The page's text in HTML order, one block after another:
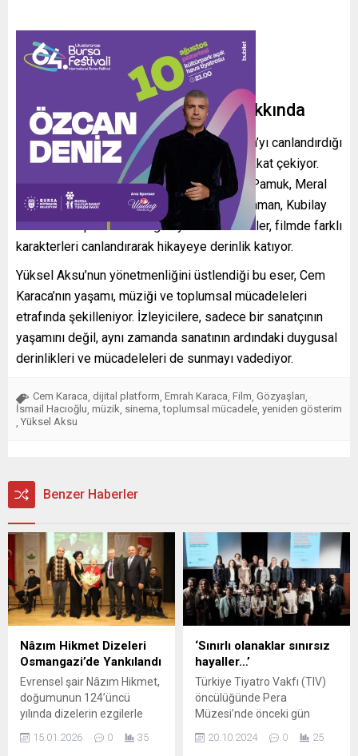
Cem Karaca’nın Gözyaşları Hakkında
İsmail Hacıoğlu’nun başrolünde Cem Karaca’yı canlandırdığı
bu filmde, zengin bir oyuncu kadrosu da dikkat çekiyor.
Fikret Kuşkan, Yasemin Yalçın, Melisa Aslı Pamuk, Meral
Çetinkaya, Melisa Döngel, Buçe Buse Kahraman, Kubilay
Tuncer ve Alper Saldıran gibi yetenekli isimler, filmde farklı
karakterleri canlandırarak hikayeye derinlik katıyor.
Yüksel Aksu’nun yönetmenliğini üstlendiği bu eser, Cem
Karaca’nın yaşamı, müziği ve toplumsal mücadeleleri
etrafında şekilleniyor. İzleyicilere, sadece bir sanatçının
yaşamını değil, aynı zamanda sanatının ardındaki duygusal
derinlikleri ve mücadeleleri de sunmayı vadediyor.
Cem Karaca dijital platform Emrah Karaca Film Gözyaşları
İsmail Hacıoğlu müzik sinema ,toplumsal mücadele yeniden gösterim
Yüksel Aksu
Benzer Haberler
Nâzım Hikmet Dizeleri
Osmangazi’de Yankılandı
Evrensel şair Nâzım Hikmet,
doğumunun 124’üncü
yılında dizelerin ezgilerle
harmanlandığı, şiirlerin
şarkıya dönüştüğü özel bir
15.01.2026 0 35
‘Sınırlı olanaklar sınırsız
hayaller…’
Türkiye Tiyatro Vakfı (TIV)
öncülüğünde Pera
Müzesi’nde önceki gün
“Çağdaş Bir Tiyatro Müzesi
Yaratmak” başlıklı
20.10.2024 0 25